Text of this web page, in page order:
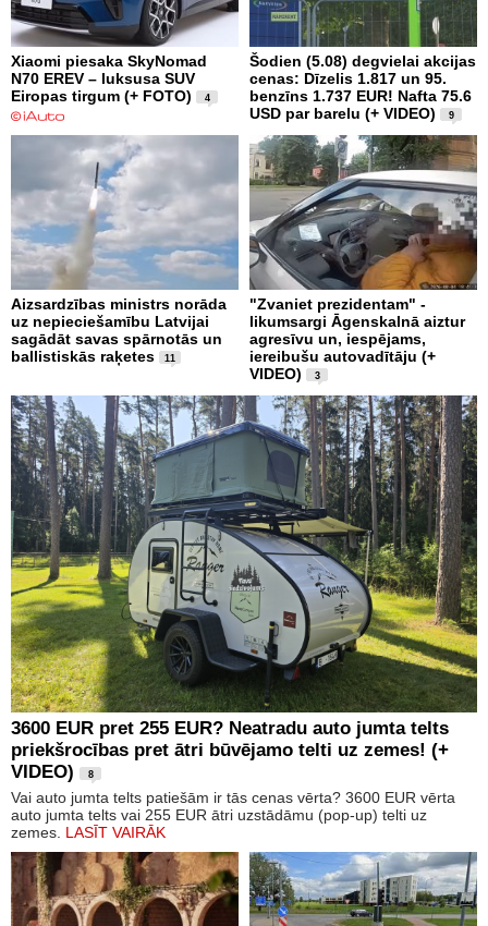
Xiaomi piesaka SkyNomad
N70 EREV – luksusa SUV
Eiropas tirgum (+ FOTO)
4
Šodien (5.08) degvielai akcijas
cenas: Dīzelis 1.817 un 95.
benzīns 1.737 EUR! Nafta 75.6
USD par barelu (+ VIDEO)
9
Aizsardzības ministrs norāda
uz nepieciešamību Latvijai
sagādāt savas spārnotās un
ballistiskās raķetes
11
"Zvaniet prezidentam" -
likumsargi Āgenskalnā aiztur
agresīvu un, iespējams,
iereibušu autovadītāju (+
VIDEO)
3
3600 EUR pret 255 EUR? Neatradu auto jumta telts
priekšrocības pret ātri būvējamo telti uz zemes! (+
VIDEO)
8
Vai auto jumta telts patiešām ir tās cenas vērta? 3600 EUR vērta
auto jumta telts vai 255 EUR ātri uzstādāmu (pop-up) telti uz
zemes. LASĪT VAIRĀK